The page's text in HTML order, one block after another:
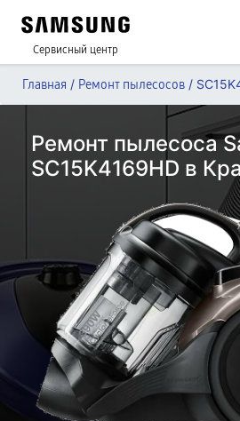
Сервисный центр
Главная / Ремонт пылесосов /
Ремонт пылесоса
SC15K4169HD в